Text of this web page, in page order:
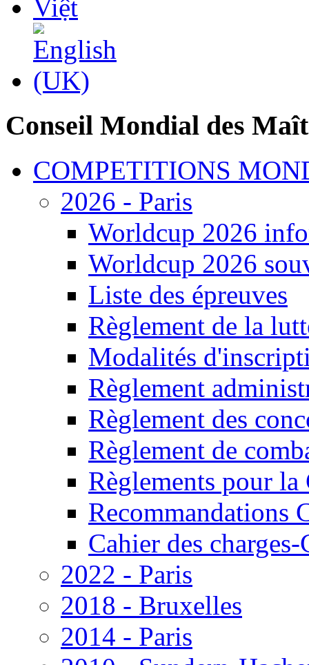
Conseil Mondial des
COMPETITIONS
2026 - Paris
Worldcup 2026
Worldcup 2026
Liste des épreuves
Règlement de la
Modalités
Règlement
Règlement des
Règlement de
Règlements pour
Recommandations
Cahier des
2022 - Paris
2018 - Bruxelles
2014 - Paris